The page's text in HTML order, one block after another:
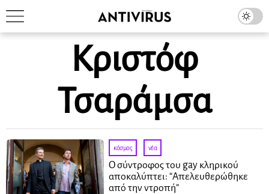
Κριστόφ
Τσαράμσα
κόσμος · νέα
Ο σύντροφος του gay κληρικού
αποκαλύπτει: “Απελευθερώθηκε
από την ντροπή”